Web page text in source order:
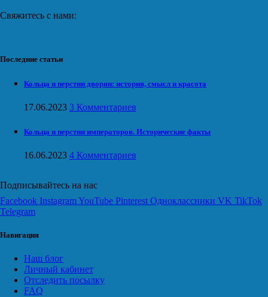
Свяжитесь с нами:
Последние статьи
Кольца и перстни дворян: история, смысл и красота
17.06.2023 3 Комментариев
Кольца и перстни императоров. Исторические факты
16.06.2023 4 Комментариев
Подписывайтесь на нас
Facebook InstagramYouTube Pinterest Одноклассники VK TikTok
Telegram
Навигация
Наш блог
Личный кабинет
Отследить посылку
FAQ